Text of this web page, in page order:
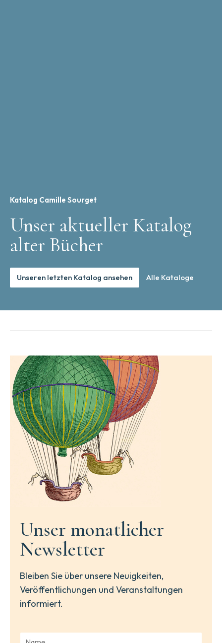
Katalog Camille Sourget
Unser aktueller Katalog
alter Bücher
Unseren letzten Katalog ansehen Alle Kataloge
Unser monatlicher
Newsletter
Bleiben Sie über unsere Neuigkeiten,
Veröffentlichungen und Veranstaltungen
informiert.